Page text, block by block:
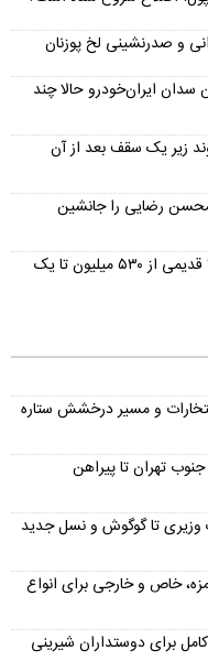
این سدان ایران‌خودرو حالا چند
زیر یک سقف بعد از آن
رضایی را جانشین
قیمت پژو ۴۰۵ کارکرده در مرداد ۱۴۰۵؛ ۴۰۵ قدیمی از ۵۳۰ میلیون تا یک
و مسیر درخشش ستاره
تهران تا پیراهن
وزیری تا گوگوش و نسل جدید
از ۳۰۰ اسم زیبا، بامزه، خاص و خارجی برای انواع
برای دوستداران شیرینی